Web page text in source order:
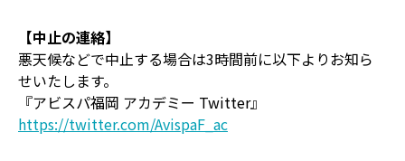
【中止の連絡】
悪天候などで中止する場合は3時間前に以下よりお知ら
せいたします。
『アビスパ福岡 アカデミー Twitter』
https://twitter.com/AvispaF_ac